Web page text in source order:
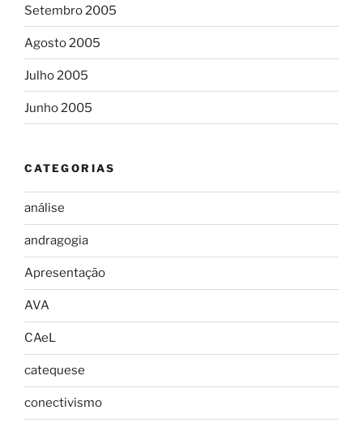
Setembro 2005
Agosto 2005
Julho 2005
Junho 2005
CATEGORIAS
análise
andragogia
Apresentação
AVA
CAeL
catequese
conectivismo